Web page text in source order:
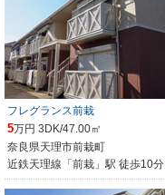
フレグランス前栽
5万円 3DK/47.00㎡
奈良県天理市前栽町
近鉄天理線「前栽」駅 徒歩10分